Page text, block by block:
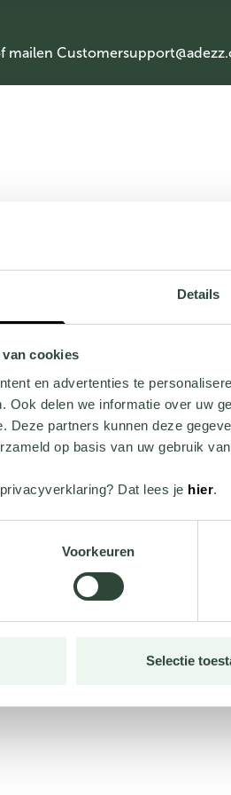
Details
cookies
en advertenties te
Ook delen we informatie over uw
Deze partners kunnen deze
op basis van uw gebruik
Dat lees je hier.
Voorkeuren
Selectie
mailen